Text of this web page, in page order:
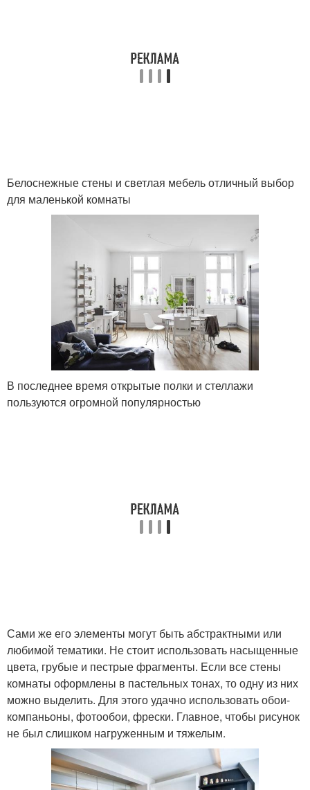
Белоснежные стены и светлая мебель отличный выбор
для маленькой комнаты
В последнее время открытые полки и стеллажи
пользуются огромной популярностью
Сами же его элементы могут быть абстрактными или
любимой тематики. Не стоит использовать насыщенные
цвета, грубые и пестрые фрагменты. Если все стены
комнаты оформлены в пастельных тонах, то одну из них
можно выделить. Для этого удачно использовать обои-
компаньоны, фотообои, фрески. Главное, чтобы рисунок
не был слишком нагруженным и тяжелым.